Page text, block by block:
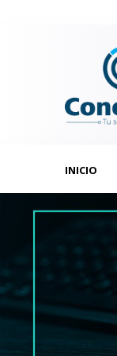
INICIO